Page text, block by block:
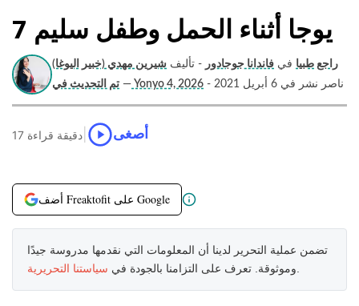
7 يوجا أثناء الحمل وطفل سليم
راجع طبيا في فاندانا جوجادور - تأليف شيرين مهدي (خبير اليوغا)
— تم التحديث في Yonyo 4, 2026 - ناصر نشر في 6 أبريل 2021
17 دقيقة قراءة أصغى
أضف Freaktofit على Google
تضمن عملية التحرير لدينا أن المعلومات التي نقدمها مدروسة جيدًا
وموثوقة. تعرف على التزامنا بالجودة في سياستنا التحريرية